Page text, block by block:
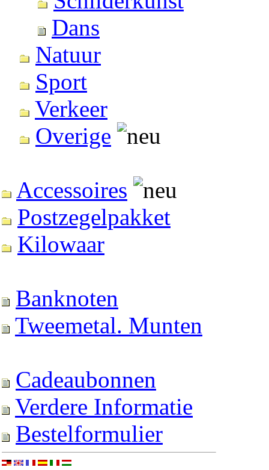
Dans
Natuur
Sport
Verkeer
Overige
Accessoires
Postzegelpakket
Kilowaar
Banknoten
Tweemetal. Munten
Cadeaubonnen
Verdere Informatie
Bestelformulier